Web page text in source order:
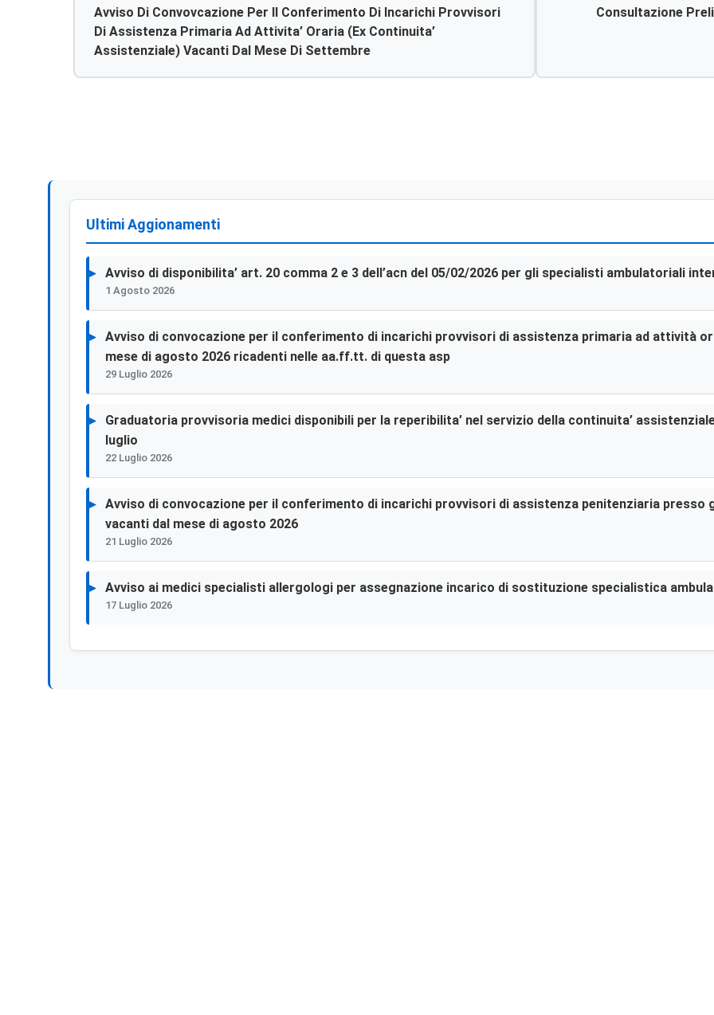
Avviso Di Convovcazione Per Il Conferimento Di Incarichi Provvisori
Di Assistenza Primaria Ad Attivita’ Oraria (ex Continuita’
Assistenziale) Vacanti Dal Mese Di Settembre
Consultazione Preliminare Di
Ultimi Aggionamenti
Avviso di disponibilita’ art. 20 comma 2 e 3 dell’acn del 05/02/2026 per gli specialisti ambulatoriali
1 Agosto 2026
Avviso di convocazione per il conferimento di incarichi provvisori di assistenza primaria ad attività
mese di agosto 2026 ricadenti nelle aa.ff.tt. di questa asp
29 Luglio 2026
Graduatoria provvisoria medici disponibili per la reperibilita’ nel servizio della continuita’
luglio
22 Luglio 2026
Avviso di convocazione per il conferimento di incarichi provvisori di assistenza penitenziaria
vacanti dal mese di agosto 2026
21 Luglio 2026
Avviso ai medici specialisti allergologi per assegnazione incarico di sostituzione specialistica
17 Luglio 2026